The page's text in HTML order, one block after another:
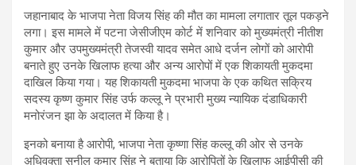
जहानाबाद के भाजपा नेता विजय सिंह की मौत का मामला लगातार तूल पकड़ने
लगा। इस मामले में पटना जेसीजीएम कोर्ट में शनिवार को मुख्यमंत्री नीतीश
कुमार और उपमुख्यमंत्री तेजस्वी यादव समेत आधे दर्जन लोगों को आरोपी
बनाते हुए उनके खिलाफ हत्या और अन्य आरोपों में एक शिकायती मुकदमा
दाखिल किया गया। यह शिकायती मुकदमा भाजपा के एक कथित सक्रिय
सदस्य कृष्ण कुमार सिंह उर्फ कल्लू ने प्रभारी मुख्य न्यायिक दंडाधिकारी
मनोरंजन झा के अदालत में किया है।
इनको बनाया है आरोपी, भाजपा नेता कृष्णा सिंह कल्लू की ओर से उनके
अधिवक्ता सुनील कुमार सिंह ने बताया कि आरोपितों के खिलाफ आईपीसी की